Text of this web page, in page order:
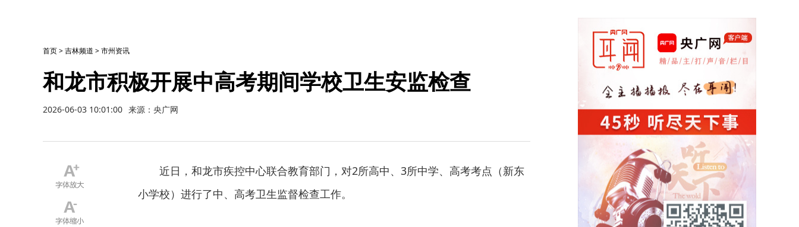
首页>吉林频道 >市州资讯
和龙市积极开展中高考期间学校卫生安监检查
2026-06-03 10:01:00 来源：央广网
近日，和龙市疾控中心联合教育部门，对2所高中、3所中学、高考考点（新东
小学校）进行了中、高考卫生监督检查工作。